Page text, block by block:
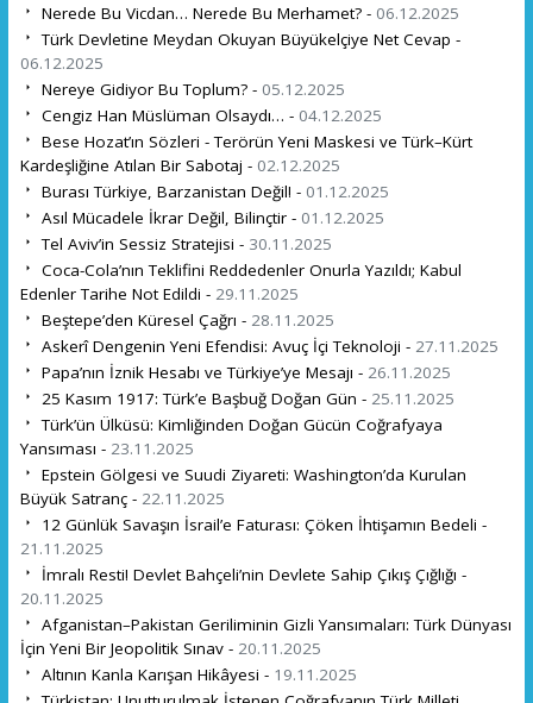
Nerede Bu Vicdan… Nerede Bu Merhamet? - 06.12.2025
Türk Devletine Meydan Okuyan Büyükelçiye Net Cevap -
06.12.2025
Nereye Gidiyor Bu Toplum? - 05.12.2025
Cengiz Han Müslüman Olsaydı… - 04.12.2025
Bese Hozat’ın Sözleri - Terörün Yeni Maskesi ve Türk–Kürt
Kardeşliğine Atılan Bir Sabotaj - 02.12.2025
Burası Türkiye, Barzanistan Değil! - 01.12.2025
Asıl Mücadele İkrar Değil, Bilinçtir - 01.12.2025
Tel Aviv’in Sessiz Stratejisi - 30.11.2025
Coca-Cola’nın Teklifini Reddedenler Onurla Yazıldı; Kabul
Edenler Tarihe Not Edildi - 29.11.2025
Beştepe’den Küresel Çağrı - 28.11.2025
Askerî Dengenin Yeni Efendisi: Avuç İçi Teknoloji - 27.11.2025
Papa’nın İznik Hesabı ve Türkiye’ye Mesajı - 26.11.2025
25 Kasım 1917: Türk’e Başbuğ Doğan Gün - 25.11.2025
Türk’ün Ülküsü: Kimliğinden Doğan Gücün Coğrafyaya
Yansıması - 23.11.2025
Epstein Gölgesi ve Suudi Ziyareti: Washington’da Kurulan
Büyük Satranç - 22.11.2025
12 Günlük Savaşın İsrail’e Faturası: Çöken İhtişamın Bedeli -
21.11.2025
İmralı Resti! Devlet Bahçeli’nin Devlete Sahip Çıkış Çığlığı -
20.11.2025
Afganistan–Pakistan Geriliminin Gizli Yansımaları: Türk Dünyası
İçin Yeni Bir Jeopolitik Sınav - 20.11.2025
Altının Kanla Karışan Hikâyesi - 19.11.2025